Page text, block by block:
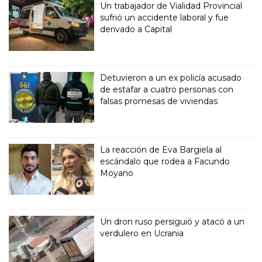
Un trabajador de Vialidad Provincial
sufrió un accidente laboral y fue
derivado a Capital
Detuvieron a un ex policía acusado
de estafar a cuatro personas con
falsas promesas de viviendas
La reacción de Eva Bargiela al
escándalo que rodea a Facundo
Moyano
Un dron ruso persiguió y atacó a un
verdulero en Ucrania